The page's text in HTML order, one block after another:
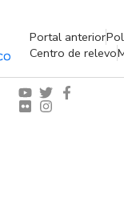
Portal anterior
Centro de relevo